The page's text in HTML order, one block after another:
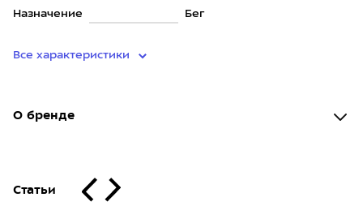
Назначение Бег
Все характеристики
О бренде
Статьи